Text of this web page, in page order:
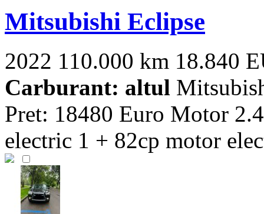
Mitsubishi Eclipse
2022 110.000 km 18.840
Carburant: altul
Pret: 18480 Euro Motor
electric 1 + 82cp motor